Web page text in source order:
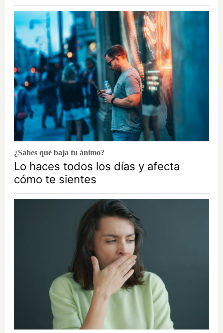
¿Sabes qué baja tu ánimo?
Lo haces todos los días y afecta
cómo te sientes